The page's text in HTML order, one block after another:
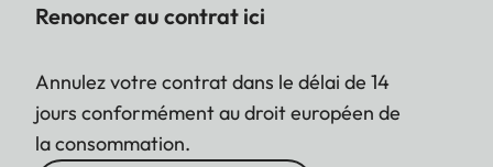
Renoncer au contrat ici
Annulez votre contrat dans le délai de 14
jours conformément au droit européen de
la consommation.